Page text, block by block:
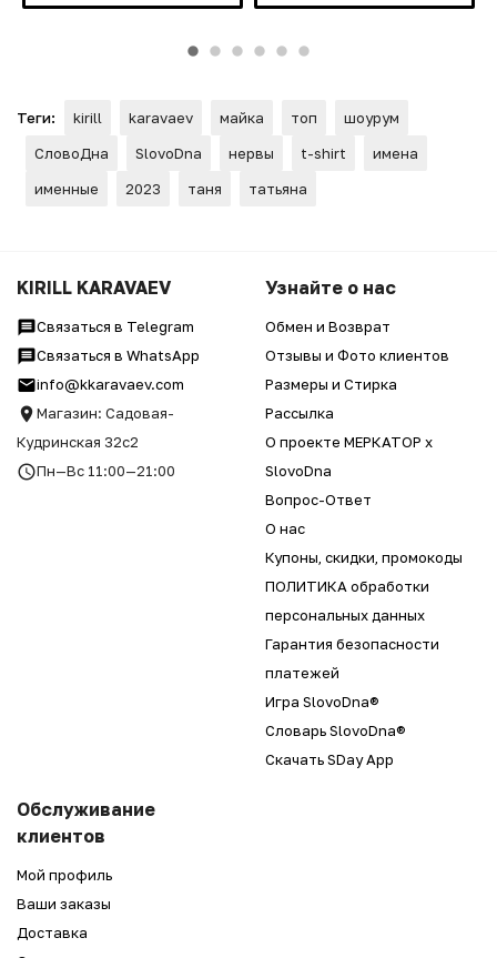
Теги: kirill karavaev майка топ
шоурум
СловоДна
SlovoDna нервы t-shirt
имена
именные
2023 таня татьяна
KIRILL KARAVAEV
Связаться в Telegram
Связаться в WhatsApp
info@kkaravaev.com
Магазин: Садовая-
Кудринская 32с2
Пн—Вс 11:00—21:00
Узнайте о нас
Обмен и Возврат
Отзывы и Фото клиентов
Размеры и Стирка
Рассылка
О проекте МЕРКАТОР x
SlovoDna
Вопрос-Ответ
О нас
Купоны, скидки, промокоды
ПОЛИТИКА обработки
персональных данных
Гарантия безопасности
платежей
Игра SlovoDna®
Словарь SlovoDna®
Скачать SDay App
Обслуживание
клиентов
Мой профиль
Ваши заказы
Доставка